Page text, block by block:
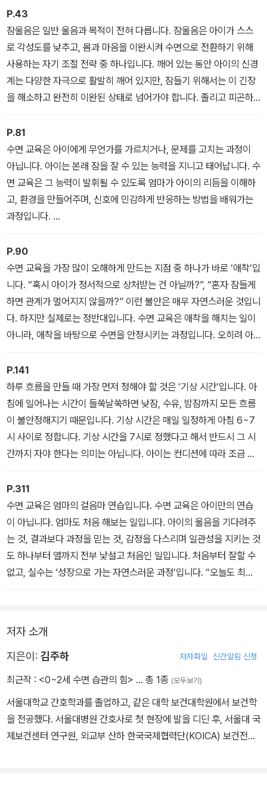
딱 맞는 수면 교육을 설계할 수 있다.
P.43
잠울음은 일반 울음과 목적이 전혀 다릅니다. 잠울음은 아이가 스스
로 각성도를 낮추고, 몸과 마음을 이완시켜 수면으로 전환하기 위해
사용하는 자기 조절 전략 중 하나입니다. 깨어 있는 동안 아이의 신경
계는 다양한 자극으로 활발히 깨어 있지만, 잠들기 위해서는 이 긴장
을 해소하고 완전히 이완된 상태로 넘어가야 합니다. 졸리고 피곤하
지만 긴장이 남아 있을 때 아이는 잠울음을 통해 감정을 정리하고 각
성도를 낮추려 합니다.
_ 1장 07. 일반 울음 VS 잠울음
P.81
수면 교육은 아이에게 무언가를 가르치거나, 문제를 고치는 과정이
아닙니다. 아이는 본래 잠을 잘 수 있는 능력을 지니고 태어납니다. 수
면 교육은 그 능력이 발휘될 수 있도록 엄마가 아이의 리듬을 이해하
고, 환경을 만들어주며, 신호에 민감하게 반응하는 방법을 배워가는
과정입니다.
_2장 01. 수면 교육은 교육이 아니다
P.90
수면 교육을 가장 많이 오해하게 만드는 지점 중 하나가 바로 ‘애착’입
니다. “혹시 아이가 정서적으로 상처받는 건 아닐까?”, “혼자 잠들게
하면 관계가 멀어지지 않을까?” 이런 불안은 매우 자연스러운 것입니
다. 하지만 실제로는 정반대입니다. 수면 교육은 애착을 해치는 일이
아니라, 애착을 바탕으로 수면을 안정시키는 과정입니다. 오히려 아
이와 엄마 사이에 신뢰가 쌓여 있을수록 수면 교육은 더 순조롭게 이
루어집니다.
_2장 03. 수면 교육의 오해와 진실
P.141
하루 흐름을 만들 때 가장 먼저 정해야 할 것은 ‘기상 시간’입니다. 아
침에 일어나는 시간이 들쑥날쑥하면 낮잠, 수유, 밤잠까지 모든 흐름
이 불안정해지기 때문입니다. 기상 시간은 매일 일정하게 아침 6~7
시 사이로 정합니다. 기상 시간을 7시로 정했다고 해서 반드시 그 시
간까지 자야 한다는 의미는 아닙니다. 아이는 컨디션에 따라 조금 일
찍 일어나기도 하는데, 그 자체는 괜찮습니다. 다만 7시가 넘도록 계
속 자는 것은 리듬이 흐트러질 수 있으므로 주의가 필요합니다.
_ 4장 01. 기상, 취침 시간 설정하기
P.311
수면 교육은 엄마의 걸음마 연습입니다. 수면 교육은 아이만의 연습
이 아닙니다. 엄마도 처음 해보는 일입니다. 아이의 울음을 기다려주
는 것, 결과보다 과정을 믿는 것, 감정을 다스리며 일관성을 지키는 것
도 하나부터 열까지 전부 낯설고 처음인 일입니다. 처음부터 잘할 수
없고, 실수는 ‘성장으로 가는 자연스러운 과정’입니다. “오늘도 최선
을 다했어. 내일 또 해보자”, “이 모든 과정이 아이와 행복한 삶을 살
_ 9장 01. 수면 교육이 힘겨울 때 기억해야 할 것들
저자 소개
지은이: 김주하 저자파일 신간알림 신청
최근작 : <0~2세 수면 습관의 힘> … 총 1종 (모두보기)
서울대학교 간호학과를 졸업하고, 같은 대학 보건대학원에서 보건학
을 전공했다. 서울대병원 간호사로 첫 현장에 발을 디딘 후, 서울대 국
제보건센터 연구원, 외교부 산하 한국국제협력단(KOICA) 보건전문